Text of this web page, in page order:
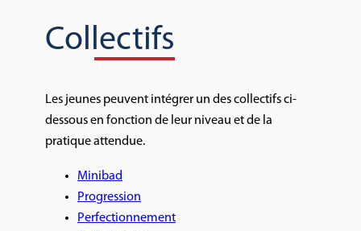
Collectifs
Les jeunes peuvent intégrer un des collectifs ci-
dessous en fonction de leur niveau et de la
pratique attendue.
Minibad
Progression
Perfectionnement